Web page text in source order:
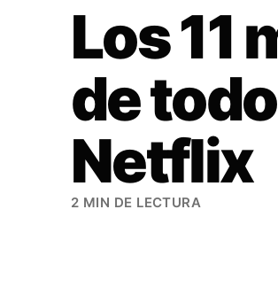
Los 11
de
Netflix
2 MIN DE LECTURA